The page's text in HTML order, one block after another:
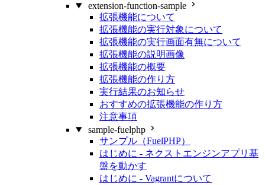
extension-function-sample
拡張機能について
拡張機能の実行対象について
拡張機能の実行画面有無について
拡張機能の説明画像
拡張機能の概要
拡張機能の作り方
実行結果のお知らせ
おすすめの拡張機能の作り方
注意事項
sample-fuelphp
サンプル（FuelPHP）
はじめに - ネクストエンジンアプリ基
盤を動かす
はじめに - Vagrantについて